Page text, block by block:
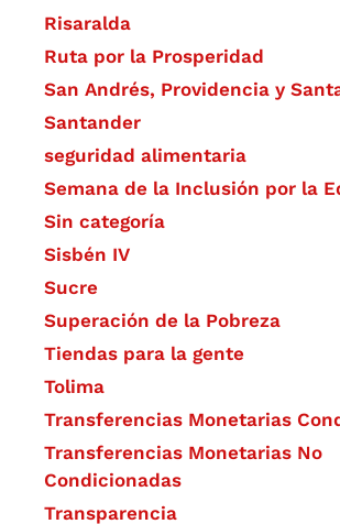
Risaralda
Ruta por la Prosperidad
San Andrés, Providencia y
Santander
seguridad alimentaria
Semana de la Inclusión por la
Sin categoría
Sisbén IV
Sucre
Superación de la Pobreza
Tiendas para la gente
Tolima
Transferencias Monetarias
Transferencias Monetarias No
Condicionadas
Transparencia